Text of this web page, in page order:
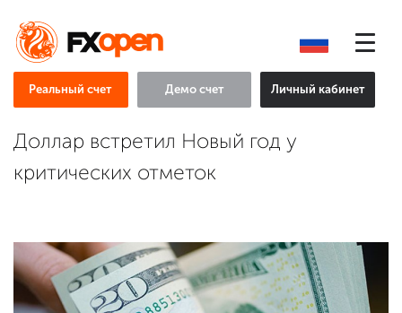
Реальный счет Демо счет Личный кабинет
Доллар встретил Новый год у
критических отметок